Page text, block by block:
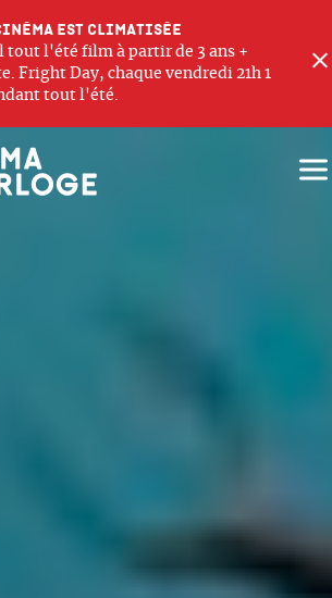
est climatisée
l'été film à partir de 3 ans +
Fright Day, chaque vendredi 21h 1
tout l'été.